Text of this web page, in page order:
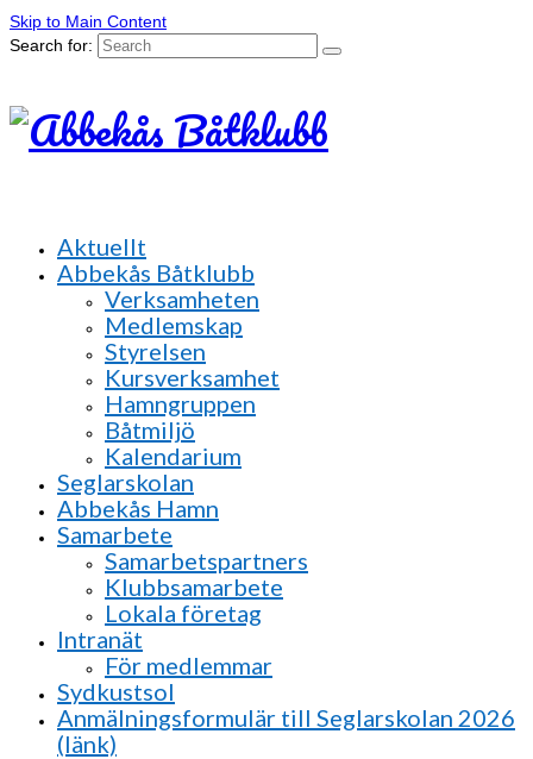
Skip to Main Content
Search for:
Aktuellt
Abbekås Båtklubb
Verksamheten
Medlemskap
Styrelsen
Kursverksamhet
Hamngruppen
Båtmiljö
Kalendarium
Seglarskolan
Abbekås Hamn
Samarbete
Samarbetspartners
Klubbsamarbete
Lokala företag
Intranät
För medlemmar
Sydkustsol
Anmälningsformulär till Seglarskolan 2026
(länk)